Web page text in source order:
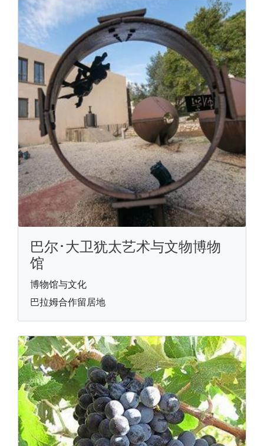
巴尔･大卫犹太艺术与文物博物
馆
博物馆与文化
巴拉姆合作留居地